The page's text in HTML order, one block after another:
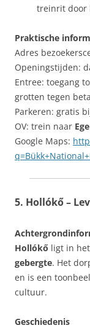
treinrit door
Praktische
Adres
Openingstijden:
Entree: toegang
grotten tegen
Parkeren: gratis
OV: trein naar
Google Maps:
5. Hollókő –
Hollókő ligt in
gebergte. Het
en is een
cultuur.
Geschiedenis